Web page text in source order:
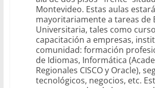
Montevideo. Estas aulas
mayoritariamente a tareas de
Universitaria, tales como
capacitación a empresas,
comunidad: formación
de Idiomas, Informática
Regionales CISCO y Oracle),
tecnológicos, negocios, etc.